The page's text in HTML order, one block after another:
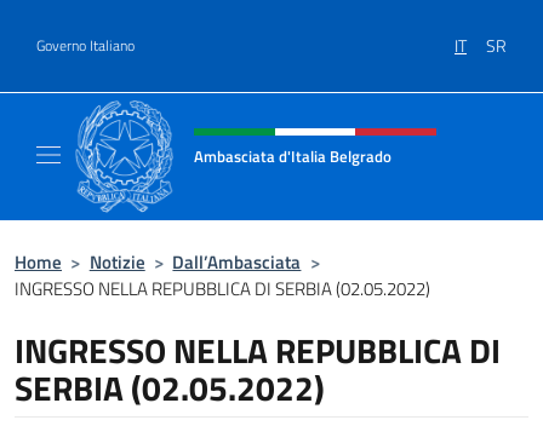
Governo Italiano IT SR
Intestazione sito, social e menù
Ambasciata d'Italia Belgrado
Home > Notizie > Dall’Ambasciata >
INGRESSO NELLA REPUBBLICA DI SERBIA (02.05.2022)
INGRESSO NELLA REPUBBLICA DI
SERBIA (02.05.2022)